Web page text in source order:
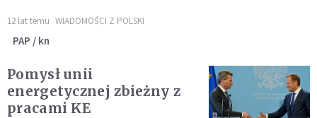
12 lat temu WIADOMOŚCI Z POLSKI
PAP / kn
Pomysł unii
energetycznej zbieżny z
pracami KE